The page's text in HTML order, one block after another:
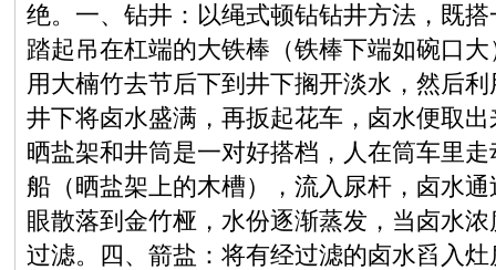
绝。一、钻井：以绳式顿钻钻井方法，既
踏起吊在杠端的大铁棒（铁棒下端如碗口
用大楠竹去节后下到井下搁开淡水，然后
井下将卤水盛满，再扳起花车，卤水便取
晒盐架和井筒是一对好搭档，人在筒车里
船（晒盐架上的木槽），流入尿杆，卤水
眼散落到金竹桠，水份逐渐蒸发，当卤水
过滤。四、箭盐：将有经过滤的卤水舀入